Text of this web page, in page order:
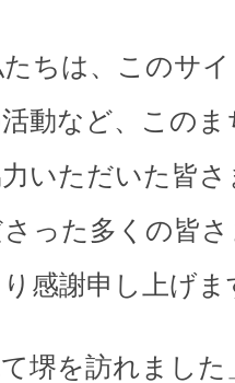
ちは、このサ
活動など、この
いただいた皆
った多くの皆
感謝申し上げま
て堺を訪れまし